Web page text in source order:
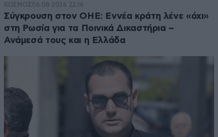
ΚΟΣΜΟΣ06·08·2026 22:16
Σύγκρουση στον ΟΗΕ: Εννέα κράτη λένε «όχι»
στη Ρωσία για τα Ποινικά Δικαστήρια –
Ανάμεσά τους και η Ελλάδα